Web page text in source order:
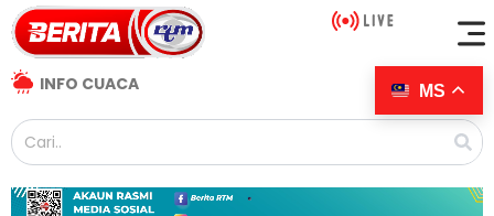
INFO CUACA MS